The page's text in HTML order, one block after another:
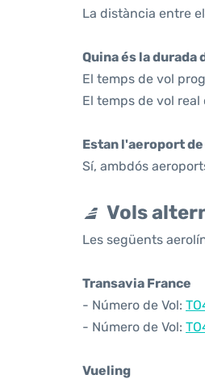
La distància entre
Quina és la durada
El temps de vol
El temps de vol
Estan l'aeroport
Sí, ambdós
Vols
Les següents
Transavia France
- Número de Vol:
- Número de Vol:
Vueling